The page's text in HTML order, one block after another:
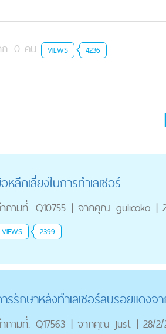
: 0 คน VIEWS 4236
หลีกเลี่ยงในการทำเลเซอร์
ถามที่: Q10755 | จากคุณ gulicoko |
VIEWS 2399
รรักษาหลังทำเลเซอร์ลบรอยแดงจ
ถามที่: Q17563 | จากคุณ just | 28/